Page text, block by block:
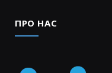
ПРО НАС